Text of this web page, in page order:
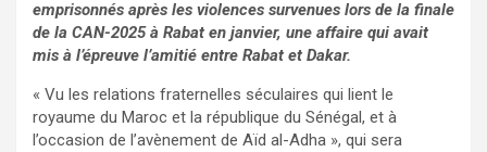
emprisonnés après les violences survenues lors de la finale
de la CAN-2025 à Rabat en janvier, une affaire qui avait
mis à l’épreuve l’amitié entre Rabat et Dakar.
« Vu les relations fraternelles séculaires qui lient le
royaume du Maroc et la république du Sénégal, et à
l’occasion de l’avènement de Aïd al-Adha », qui sera